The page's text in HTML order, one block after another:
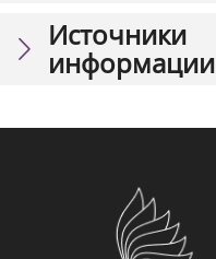
Источники
информации